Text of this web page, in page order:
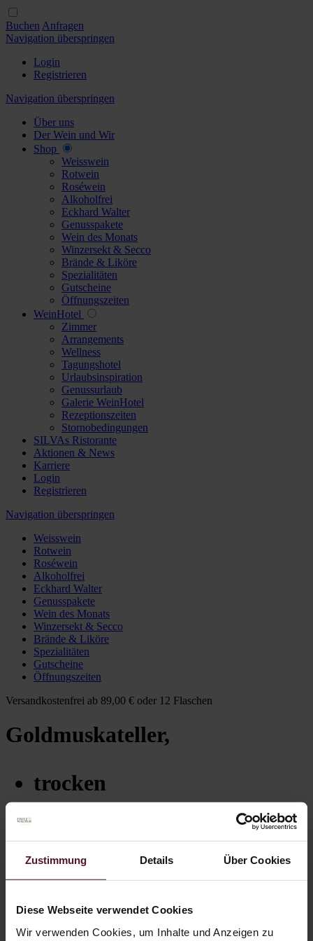
Zustimmung Details Über Cookies
Diese Webseite verwendet Cookies
Wir verwenden Cookies, um Inhalte und Anzeigen zu
Buchen Anfragen
Navigation überspringen
Login
Registrieren
Navigation überspringen
Über uns
Der Wein und Wir
Shop
Weisswein
Rotwein
Roséwein
Alkoholfrei
Eckhard Walter
Genusspakete
Wein des Monats
Winzersekt & Secco
Brände & Liköre
Spezialitäten
Gutscheine
Öffnungszeiten
WeinHotel
Zimmer
Arrangements
Wellness
Tagungshotel
Urlaubsinspiration
Genussurlaub
Galerie WeinHotel
Rezeptionszeiten
Stornobedingungen
SILVAs Ristorante
Aktionen & News
Karriere
Login
Registrieren
Navigation überspringen
Weisswein
Rotwein
Roséwein
Alkoholfrei
Eckhard Walter
Genusspakete
Wein des Monats
Winzersekt & Secco
Brände & Liköre
Spezialitäten
Gutscheine
Öffnungszeiten
Versandkostenfrei ab 89,00 € oder 12 Flaschen
Goldmuskateller,
trocken
Ein herrlicher Hochkaräter
Goldmuskateller,
trocken
Art. Nr.
1058
Jahrgang: 2023
Inhalt: 0,75 Ltr